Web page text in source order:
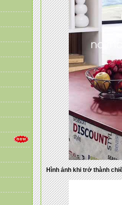
Hình ảnh khi trở thành